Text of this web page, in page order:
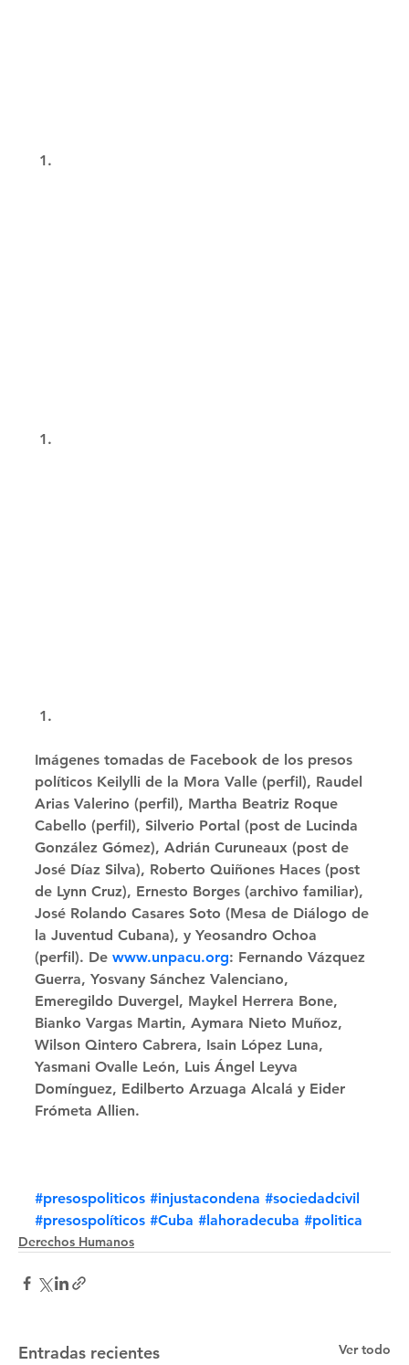
Imágenes tomadas de Facebook de los presos
políticos Keilylli de la Mora Valle (perfil), Raudel
Arias Valerino (perfil), Martha Beatriz Roque
Cabello (perfil), Silverio Portal (post de Lucinda
González Gómez), Adrián Curuneaux (post de
José Díaz Silva), Roberto Quiñones Haces (post
de Lynn Cruz), Ernesto Borges (archivo familiar),
José Rolando Casares Soto (Mesa de Diálogo de
la Juventud Cubana), y Yeosandro Ochoa
(perfil). De www.unpacu.org: Fernando Vázquez
Guerra, Yosvany Sánchez Valenciano,
Emeregildo Duvergel, Maykel Herrera Bone,
Bianko Vargas Martin, Aymara Nieto Muñoz,
Wilson Qintero Cabrera, Isain López Luna,
Yasmani Ovalle León, Luis Ángel Leyva
Domínguez, Edilberto Arzuaga Alcalá y Eider
Frómeta Allien.
#presospoliticos #injustacondena #sociedadcivil
#presospolíticos #Cuba #lahoradecuba #politica
Derechos Humanos
Entradas recientes Ver todo